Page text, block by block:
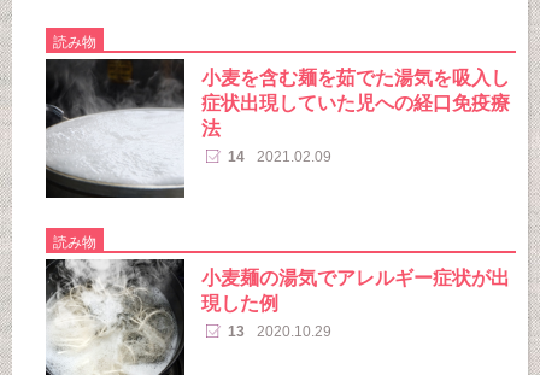
読み物
小麦を含む麺を茹でた湯気を吸入し
症状出現していた児への経口免疫療
法
14 2021.02.09
読み物
小麦麺の湯気でアレルギー症状が出
現した例
13 2020.10.29